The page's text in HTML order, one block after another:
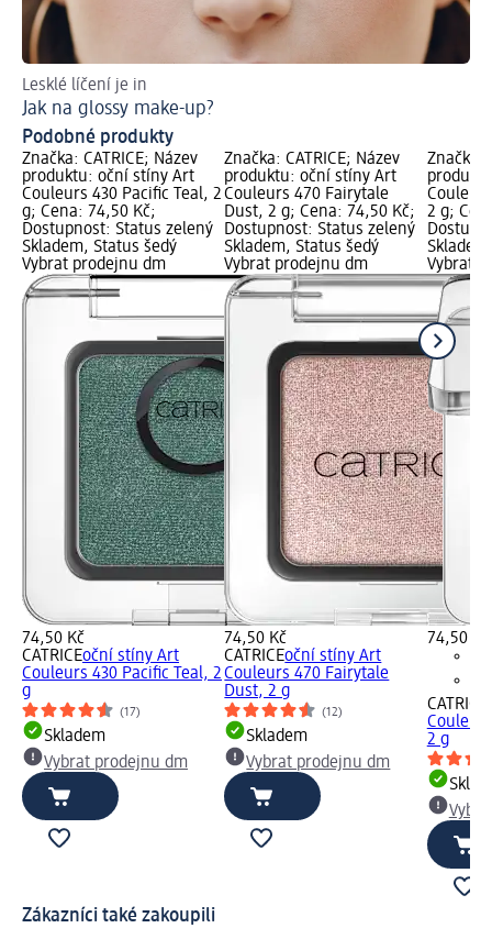
Lesklé líčení je in
Jak na glossy make-up?
Podobné produkty
Značka: CATRICE; Název
produktu: oční stíny Art
Couleurs 430 Pacific Teal, 2
g; Cena: 74,50 Kč;
Dostupnost: Status zelený
Skladem, Status šedý
Vybrat prodejnu dm
74,50 Kč
CATRICEoční stíny Art
Couleurs 430 Pacific Teal, 2
g
(17)
Skladem
Vybrat prodejnu dm
Značka: CATRICE; Název
produktu: oční stíny Art
Couleurs 470 Fairytale
Dust, 2 g; Cena: 74,50 Kč;
Dostupnost: Status zelený
Skladem, Status šedý
Vybrat prodejnu dm
74,50 Kč
CATRICEoční stíny Art
Couleurs 470 Fairytale
Dust, 2 g
(12)
Skladem
Vybrat prodejnu dm
Značka:
2 g;
Vybrat
74,50 Kč
CATRICE
2 g
Zákazníci také zakoupili